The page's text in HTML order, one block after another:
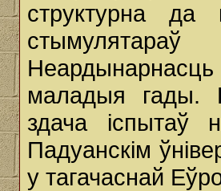
структурна
маладыя гады.
здача іспытаў
Падуанскім
у тагачаснай